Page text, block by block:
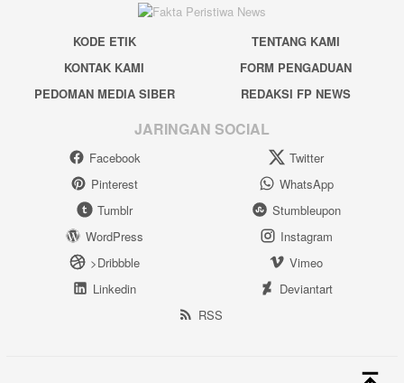
KODE ETIK
TENTANG KAMI
KONTAK KAMI
FORM PENGADUAN
PEDOMAN MEDIA SIBER
REDAKSI FP NEWS
JARINGAN SOCIAL
Facebook
Twitter
Pinterest
WhatsApp
Tumblr
Stumbleupon
WordPress
Instagram
>Dribbble
Vimeo
Linkedin
Deviantart
RSS